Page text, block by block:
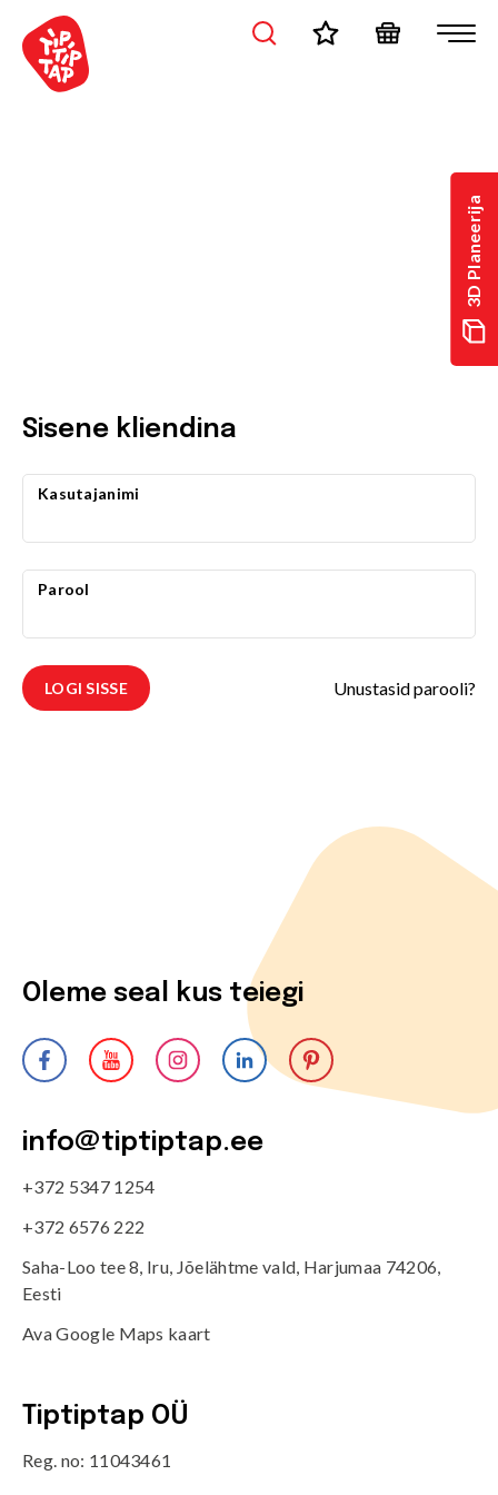
3D Planeerija
Sisene kliendina
Kasutajanimi
Parool
LOGI SISSE Unustasid parooli?
Oleme seal kus teiegi
info@tiptiptap.ee
+372 5347 1254
+372 6576 222
Saha-Loo tee 8, Iru, Jõelähtme vald, Harjumaa 74206,
Eesti
Ava Google Maps kaart
Tiptiptap OÜ
Reg. no: 11043461